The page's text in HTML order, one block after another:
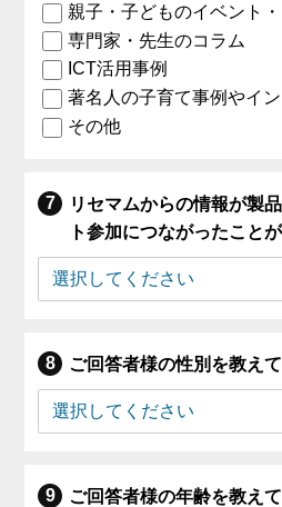
親子・子どものイベント
専門家・先生のコラム
ICT活用事例
著名人の子育て事例やイ
その他
リセマムからの情報が製
ト参加につながったこと
ご回答者様の性別を教えて
ご回答者様の年齢を教えて